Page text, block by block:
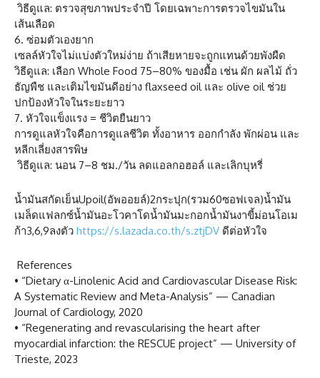
วิธีดูแล: ตรวจสุขภาพประจำปี โดยเฉพาะการตรวจไขมันใน
เส้นเลือด
6. ซ่อมตัวเองยาก
เซลล์หัวใจไม่แบ่งตัวใหม่ง่าย ถ้าเสียหายจะถูกแทนด้วยพังผืด
วิธีดูแล: เลือก Whole Food 75–80% ของมื้อ เช่น ผัก ผลไม้ ถั่ว
ธัญพืช และเติมไขมันดีอย่าง flaxseed oil และ olive oil ช่วย
ปกป้องหัวใจในระยะยาว
7. หัวใจแข็งแรง = ชีวิตยืนยาว
การดูแลหัวใจคือการดูแลชีวิต ทั้งอาหาร ออกกำลัง พักผ่อน และ
หลีกเลี่ยงสารพิษ
วิธีดูแล: นอน 7–8 ชม./วัน ลดแอลกอฮอล์ และเลิกบุหรี่
น้ำมันสกัดเย็นUpoil(อัพออยล์)2กระปุก(รวม60ซอฟเจล)น้ำมัน
เมล็ดแฟลกซ์น้ำมันอะโวคาโดน้ำมันมะกอกน้ำมันงาขี้ม่อนโอเม
ก้า3,6,9ลงตัว https://s.lazada.co.th/s.ztjDV ดีต่อหัวใจ
References
• “Dietary α-Linolenic Acid and Cardiovascular Disease Risk:
A Systematic Review and Meta-Analysis” — Canadian
Journal of Cardiology, 2020
• “Regenerating and revascularising the heart after
myocardial infarction: the RESCUE project” — University of
Trieste, 2023